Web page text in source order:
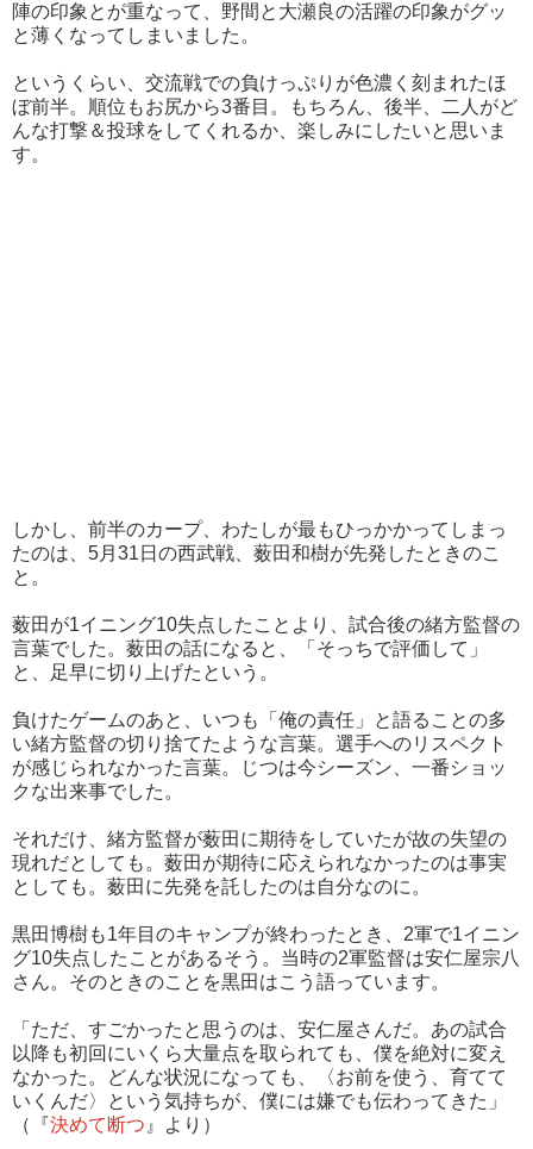
陣の印象とが重なって、野間と大瀬良の活躍の印象がグッ
と薄くなってしまいました。
というくらい、交流戦での負けっぷりが色濃く刻まれたほ
ぼ前半。順位もお尻から3番目。もちろん、後半、二人がど
んな打撃＆投球をしてくれるか、楽しみにしたいと思いま
す。
しかし、前半のカープ、わたしが最もひっかかってしまっ
たのは、5月31日の西武戦、薮田和樹が先発したときのこ
と。
薮田が1イニング10失点したことより、試合後の緒方監督の
言葉でした。薮田の話になると、「そっちで評価して」
と、足早に切り上げたという。
負けたゲームのあと、いつも「俺の責任」と語ることの多
い緒方監督の切り捨てたような言葉。選手へのリスペクト
が感じられなかった言葉。じつは今シーズン、一番ショッ
クな出来事でした。
それだけ、緒方監督が薮田に期待をしていたが故の失望の
現れだとしても。薮田が期待に応えられなかったのは事実
としても。薮田に先発を託したのは自分なのに。
黒田博樹も1年目のキャンプが終わったとき、2軍で1イニン
グ10失点したことがあるそう。当時の2軍監督は安仁屋宗八
さん。そのときのことを黒田はこう語っています。
「ただ、すごかったと思うのは、安仁屋さんだ。あの試合
以降も初回にいくら大量点を取られても、僕を絶対に変え
なかった。どんな状況になっても、〈お前を使う、育てて
いくんだ〉という気持ちが、僕には嫌でも伝わってきた」
（『決めて断つ 』より）